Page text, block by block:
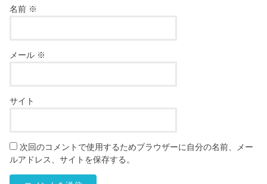
名前 ※
メール ※
サイト
次回のコメントで使用するためブラウザーに自分の名前、メー
ルアドレス、サイトを保存する。